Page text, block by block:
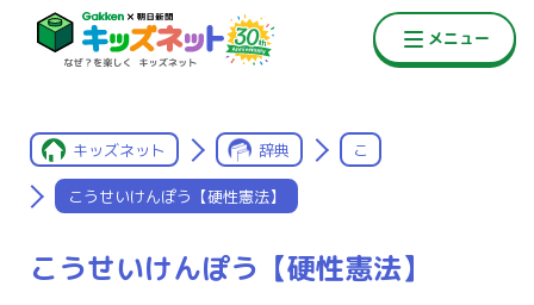
キッズネット 辞典 こ
こうせいけんぽう【硬性憲法】
こうせいけんぽう【硬性憲法】